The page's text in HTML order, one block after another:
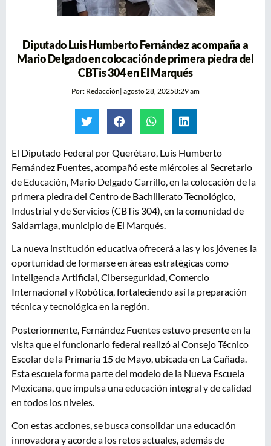
Diputado Luis Humberto Fernández acompaña a
Mario Delgado en colocación de primera piedra del
CBTis 304 en El Marqués
Por: Redacción| agosto 28, 20258:29 am
El Diputado Federal por Querétaro, Luis Humberto
Fernández Fuentes, acompañó este miércoles al Secretario
de Educación, Mario Delgado Carrillo, en la colocación de la
primera piedra del Centro de Bachillerato Tecnológico,
Industrial y de Servicios (CBTis 304), en la comunidad de
Saldarriaga, municipio de El Marqués.
La nueva institución educativa ofrecerá a las y los jóvenes la
oportunidad de formarse en áreas estratégicas como
Inteligencia Artificial, Ciberseguridad, Comercio
Internacional y Robótica, fortaleciendo así la preparación
técnica y tecnológica en la región.
Posteriormente, Fernández Fuentes estuvo presente en la
visita que el funcionario federal realizó al Consejo Técnico
Escolar de la Primaria 15 de Mayo, ubicada en La Cañada.
Esta escuela forma parte del modelo de la Nueva Escuela
Mexicana, que impulsa una educación integral y de calidad
en todos los niveles.
Con estas acciones, se busca consolidar una educación
innovadora y acorde a los retos actuales, además de